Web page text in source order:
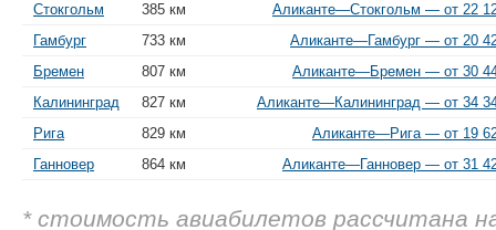
Стокгольм
385 км
Аликанте—Стокгольм — от 22
Гамбург
733 км
Аликанте—Гамбург — от 20
Бремен
807 км
Аликанте—Бремен — от 30
Калининград
827 км
Аликанте—Калининград — от 34
Рига
829 км
Аликанте—Рига — от 19
Ганновер
864 км Аликанте—Ганновер — от 31
* стоимость авиабилетов рассчитана